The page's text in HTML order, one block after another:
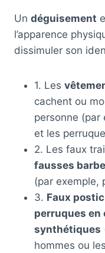
Un déguisement
l’apparence
dissimuler son
1. Les
cachent ou
personne (par
et les
2. Les faux
fausses
(par exemple,
3. Faux
perruques en
synthétiques
hommes ou